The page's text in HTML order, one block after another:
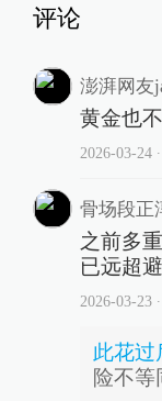
评论
澎湃网友
黄金也
2026-03-24∙
骨场段正
之前多
已远超
2026-03-23
此花过
险不等